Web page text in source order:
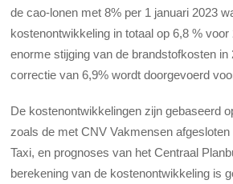
de cao-lonen met 8% per 1 januari 2023
kostenontwikkeling in totaal op 6,8 %
enorme stijging van de brandstofkosten in
correctie van 6,9% wordt doorgevoerd
De kostenontwikkelingen zijn gebaseerd
zoals de met CNV Vakmensen
Taxi, en prognoses van het Centraal
berekening van de kostenontwikkeling is